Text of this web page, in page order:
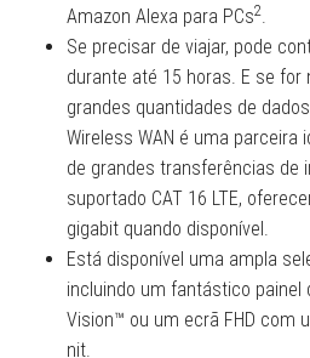
Amazon Alexa para PCs2
Se precisar de viajar, pode
durante até 15 horas. E se for
grandes quantidades de
Wireless WAN é uma parceira
de grandes transferências de
suportado CAT 16 LTE,
gigabit quando disponível.
Está disponível uma ampla
incluindo um fantástico painel
Vision™ ou um ecrã FHD com
nit.